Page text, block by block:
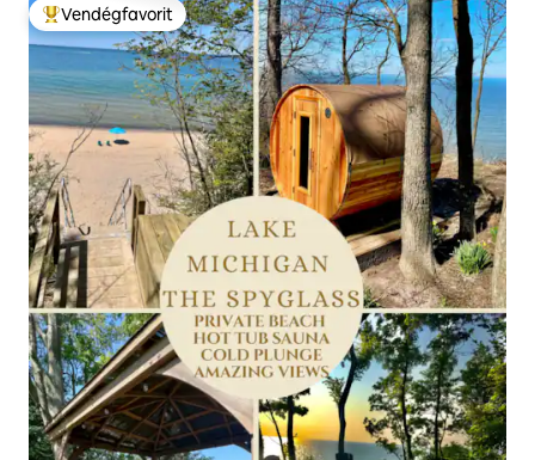
Kiemelt vendégfavorit
Vendégfavorit